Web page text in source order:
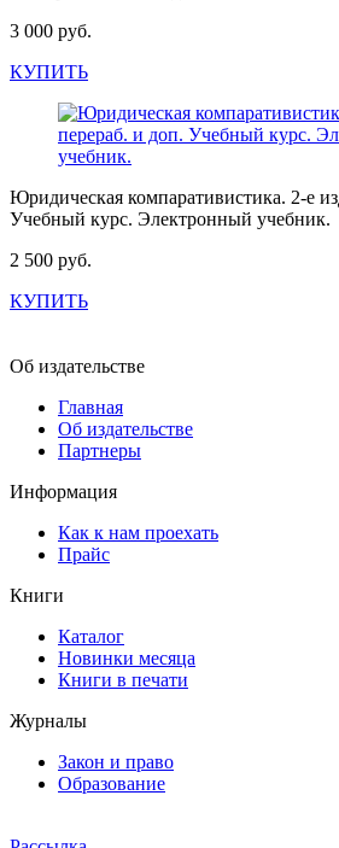
3 000 руб.
КУПИТЬ
Юридическая компаративистика. 2-е
Учебный курс. Электронный учебник.
2 500 руб.
КУПИТЬ
Об издательстве
Главная
Об издательстве
Партнеры
Информация
Как к нам проехать
Прайс
Книги
Каталог
Новинки месяца
Книги в печати
Журналы
Закон и право
Образование